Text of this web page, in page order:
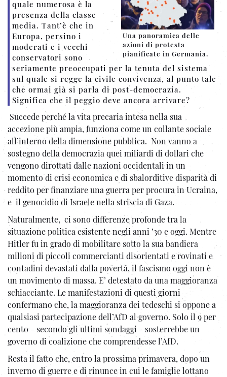
Una panoramica delle
azioni di protesta
pianificate in Germania.
quale numerosa è la
presenza della classe
media. Tant’è che in
Europa, persino i
moderati e i vecchi
conservatori sono
seriamente preoccupati per la tenuta del sistema
sul quale si regge la civile convivenza, al punto tale
che ormai già si parla di post-democrazia.
Significa che il peggio deve ancora arrivare?
Succede perché la vita precaria intesa nella sua
accezione più ampia, funziona come un collante sociale
all’interno della dimensione pubblica. Non vanno a
sostegno della democrazia quei miliardi di dollari che
vengono dirottati dalle nazioni occidentali in un
momento di crisi economica e di sbalorditive disparità di
reddito per finanziare una guerra per procura in Ucraina,
e il genocidio di Israele nella striscia di Gaza.
Naturalmente, ci sono differenze profonde tra la
situazione politica esistente negli anni ’30 e oggi. Mentre
Hitler fu in grado di mobilitare sotto la sua bandiera
milioni di piccoli commercianti disorientati e rovinati e
contadini devastati dalla povertà, il fascismo oggi non è
un movimento di massa. E’ detestato da una maggioranza
schiacciante. Le manifestazioni di questi giorni
confermano che, la maggioranza dei tedeschi si oppone a
qualsiasi partecipazione dell’AfD al governo. Solo il 9 per
cento - secondo gli ultimi sondaggi - sosterrebbe un
governo di coalizione che comprendesse l’AfD.
Resta il fatto che, entro la prossima primavera, dopo un
inverno di guerre e di rinunce in cui le famiglie lottano